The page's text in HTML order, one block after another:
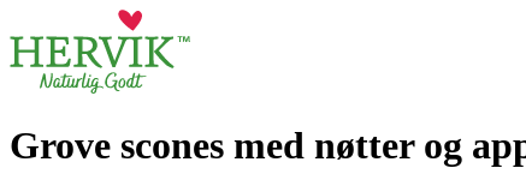
Grove scones med nøtter og